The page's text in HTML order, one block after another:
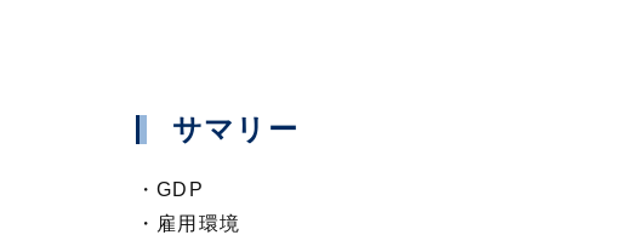
サマリー
・GDP
・雇用環境